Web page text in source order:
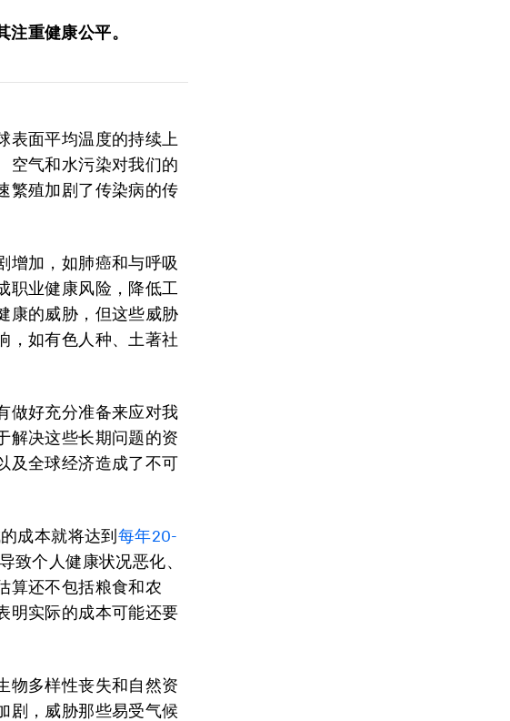
重健康公平。
表面平均温度的持续上
空气和水污染对我们的
繁殖加剧了传染病的传
增加，如肺癌和与呼吸
职业健康风险，降低工
康的威胁，但这些威胁
，如有色人种、土著社
做好充分准备来应对我
解决这些长期问题的资
及全球经济造成了不可
成本就将达到 每年20-
致个人健康状况恶化、
算还不包括粮食和农
明实际的成本可能还要
物多样性丧失和自然资
剧，威胁那些易受气候